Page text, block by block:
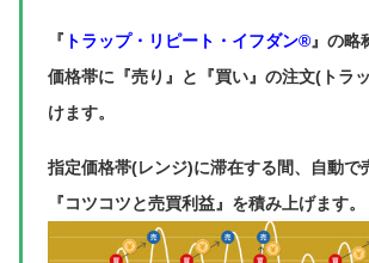
『 トラップ・リピート・イフダン®』の略
価格帯に『売り』と『買い』の注文(トラ
けます。
指定価格帯(レンジ)に滞在する間、自動で
『コツコツと売買利益』を積み上げます。